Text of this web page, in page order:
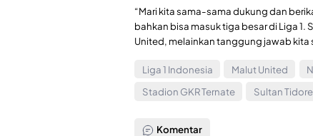
“Mari kita sama-sama dukung dan
bahkan bisa masuk tiga besar di Liga
United, melainkan tanggung jawab kita
Liga 1 Indonesia Malut United
Stadion GKR Ternate
Sultan Tidore
Komentar